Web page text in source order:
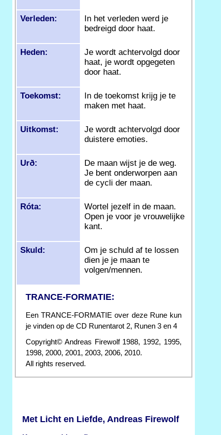
Verleden:
In het verleden werd je
bedreigd door haat.
Heden:
Je wordt achtervolgd door
haat, je wordt opgegeten
door haat.
Toekomst:
In de toekomst krijg je te
maken met haat.
Uitkomst:
Je wordt achtervolgd door
duistere emoties.
Urð:
De maan wijst je de weg.
Je bent onderworpen aan
de cycli der maan.
Róta:
Wortel jezelf in de maan.
Open je voor je vrouwelijke
kant.
Skuld:
Om je schuld af te lossen
dien je je maan te
volgen/mennen.
TRANCE-FORMATIE:
Een TRANCE-FORMATIE over deze Rune kun
je vinden op de CD Runentarot 2, Runen 3 en 4
Copyright© Andreas Firewolf 1988, 1992, 1995,
1998, 2000, 2001, 2003, 2006, 2010.
All rights reserved.
Met Licht en Liefde, Andreas Firewolf